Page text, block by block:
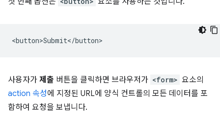
사용자가 제출 버튼을 클릭하면 브라우저가 <form> 요소의
action 속성에 지정된 URL에 양식 컨트롤의 모든 데이터를 포
함하여 요청을 보냅니다.